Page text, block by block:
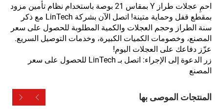
احمِ عجلات طراز Y بمقاس 21 بوصة باستخدام نظام تأمين مزود
بمقطع قفل وحماية متينة! اتصل الآن بشركة LinTech مع ذكر
سنة الطراز وحجم العجلات والكمية المطلوبة للحصول على سعر
المصنع، وخصومات الكميات الكبيرة، وخدمات التوصيل السريع.
عزّز دفاعك على العجلات اليوم!
زر الدعوة إلى الإجراء: اتصل بـ LinTech للحصول على سعر
المصنع
المنتجات الموصى بها